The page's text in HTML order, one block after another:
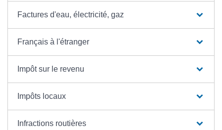
Factures d'eau, électricité, gaz
Français à l'étranger
Impôt sur le revenu
Impôts locaux
Infractions routières